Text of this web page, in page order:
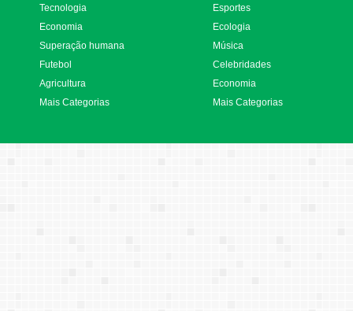
Tecnologia
Economia
Superação humana
Futebol
Agricultura
Mais Categorias
Esportes
Ecologia
Música
Celebridades
Economia
Mais Categorias